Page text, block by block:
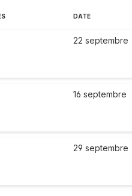
DATE
22 septembre
16 septembre
29 septembre